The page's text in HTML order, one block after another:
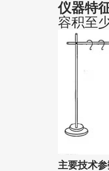
仪器特
容积至
主要技术